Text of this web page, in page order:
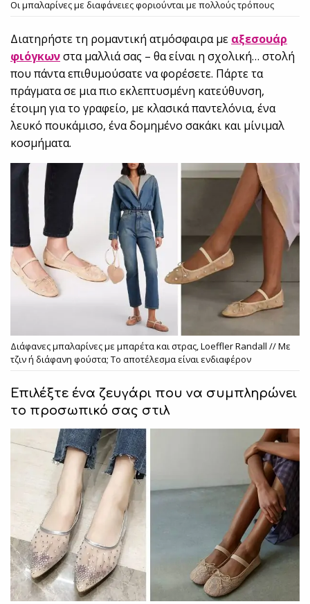
Οι μπαλαρίνες με διαφάνειες φοριούνται με πολλούς τρόπους
Διατηρήστε τη ρομαντική ατμόσφαιρα με αξεσουάρ
φιόγκωνστα μαλλιά σας – θα είναι η σχολική… στολή
που πάντα επιθυμούσατε να φορέσετε. Πάρτε τα
πράγματα σε μια πιο εκλεπτυσμένη κατεύθυνση,
έτοιμη για το γραφείο, με κλασικά παντελόνια, ένα
λευκό πουκάμισο, ένα δομημένο σακάκι και μίνιμαλ
κοσμήματα.
Διάφανες μπαλαρίνες με μπαρέτα και στρας, Loeffler Randall // Με
τζιν ή διάφανη φούστα; Το αποτέλεσμα είναι ενδιαφέρον
Επιλέξτε ένα ζευγάρι που να συμπληρώνει
το προσωπικό σας στιλ